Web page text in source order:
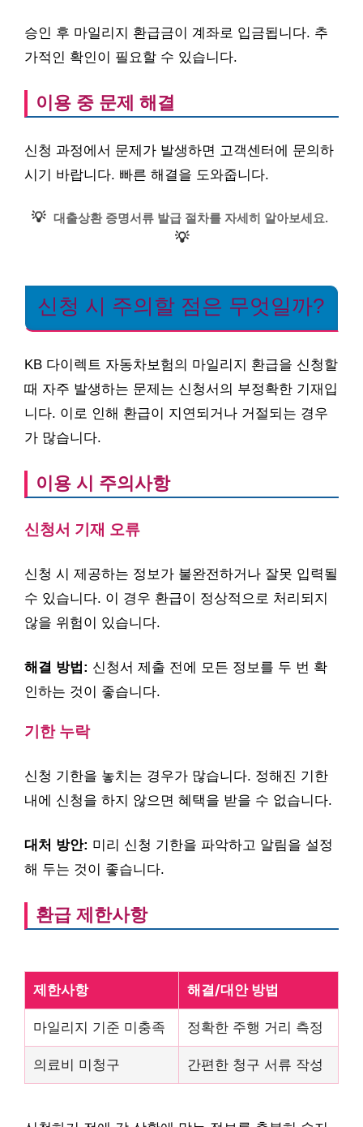
승인 후 마일리지 환급금이 계좌로 입금됩니다. 추
가적인 확인이 필요할 수 있습니다.
이용 중 문제 해결
신청 과정에서 문제가 발생하면 고객센터에 문의하
시기 바랍니다. 빠른 해결을 도와줍니다.
💡 대출상환 증명서류 발급 절차를 자세히 알아보세요.
💡
신청 시 주의할 점은 무엇일까?
KB 다이렉트 자동차보험의 마일리지 환급을 신청할
때 자주 발생하는 문제는 신청서의 부정확한 기재입
니다. 이로 인해 환급이 지연되거나 거절되는 경우
가 많습니다.
이용 시 주의사항
신청서 기재 오류
신청 시 제공하는 정보가 불완전하거나 잘못 입력될
수 있습니다. 이 경우 환급이 정상적으로 처리되지
않을 위험이 있습니다.
해결 방법: 신청서 제출 전에 모든 정보를 두 번 확
인하는 것이 좋습니다.
기한 누락
신청 기한을 놓치는 경우가 많습니다. 정해진 기한
내에 신청을 하지 않으면 혜택을 받을 수 없습니다.
대처 방안: 미리 신청 기한을 파악하고 알림을 설정
해 두는 것이 좋습니다.
환급 제한사항
제한사항 해결/대안 방법
마일리지 기준 미충족 정확한 주행 거리 측정
의료비 미청구 간편한 청구 서류 작성